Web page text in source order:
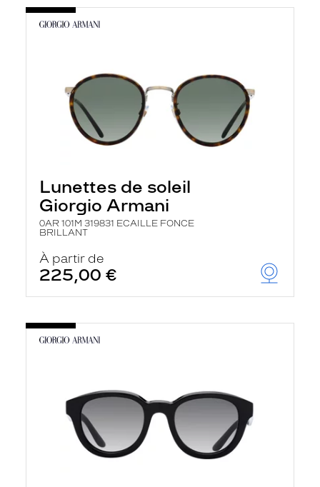
Lunettes de soleil
Giorgio Armani
0AR 101M 319831 ECAILLE FONCE
BRILLANT
À partir de
225,00 €